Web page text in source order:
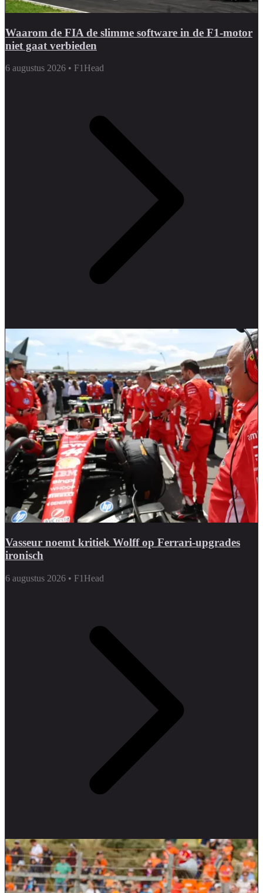
Waarom de FIA de slimme software in de F1-motor
niet gaat verbieden
6 augustus 2026 • F1Head
Vasseur noemt kritiek Wolff op Ferrari-upgrades
ironisch
6 augustus 2026 • F1Head